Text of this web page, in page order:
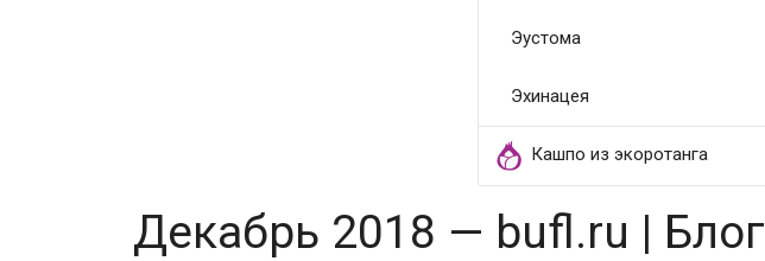
Эустома
Эхинацея
Кашпо из экоротанга
Декабрь 2018 — bufl.ru | Блог